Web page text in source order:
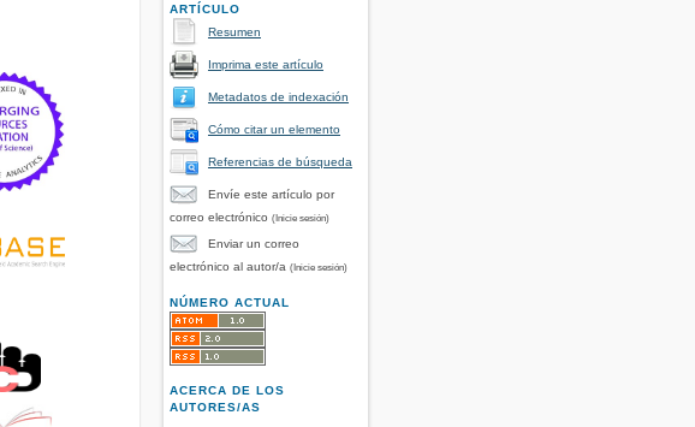
ARTÍCULO
Resumen
Imprima este artículo
Metadatos de indexación
Cómo citar un elemento
Referencias de búsqueda
Envíe este artículo por
correo electrónico (Inicie sesión)
Enviar un correo
electrónico al autor/a (Inicie sesión)
NÚMERO ACTUAL
ACERCA DE LOS
AUTORES/AS